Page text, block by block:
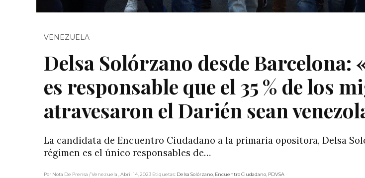
VENEZUELA
Delsa Solórzano desde Barcelona:
es responsable que el 35 % de los
atravesaron el Darién sean
La candidata de Encuentro Ciudadano a la primaria opositora, Delsa
régimen es el único responsables de…
Por Nota De Prensa / Venezuela , Abril 14, 2023 Etiquetas: Delsa Solórzano, Encuentro Ciudadano, PDVSA